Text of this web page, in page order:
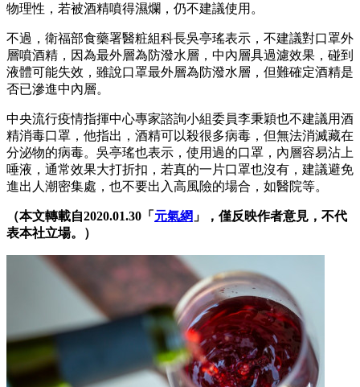
物理性，若被酒精噴得濕爛，仍不建議使用。
不過，衛福部食藥署醫粧組科長吳亭瑤表示，不建議對口罩外
層噴酒精，因為最外層為防潑水層，中內層具過濾效果，碰到
液體可能失效，雖說口罩最外層為防潑水層，但難確定酒精是
否已滲進中內層。
中央流行疫情指揮中心專家諮詢小組委員李秉穎也不建議用酒
精消毒口罩，他指出，酒精可以殺很多病毒，但無法消滅藏在
分泌物的病毒。吳亭瑤也表示，使用過的口罩，內層容易沾上
唾液，通常效果大打折扣，若真的一片口罩也沒有，建議避免
進出人潮密集處，也不要出入高風險的場合，如醫院等。
（本文轉載自2020.01.30「 元氣網 」，僅反映作者意見，不代
表本社立場。）